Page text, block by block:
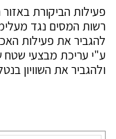
פעילות הביקורת
רשות המסים נגד
להגביר את פעילות
ע"י עריכת מבצעי שטח
ולהגביר את השוויון